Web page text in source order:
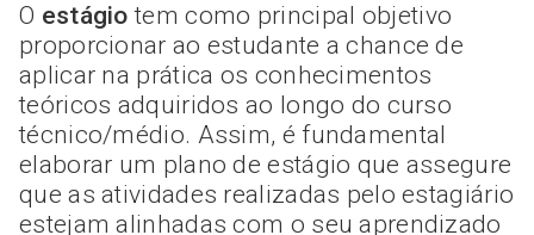
O estágio tem como principal objetivo
proporcionar ao estudante a chance de
aplicar na prática os conhecimentos
teóricos adquiridos ao longo do curso
técnico/médio. Assim, é fundamental
elaborar um plano de estágio que assegure
que as atividades realizadas pelo estagiário
estejam alinhadas com o seu aprendizado